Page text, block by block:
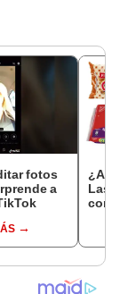
fotos
a
Las